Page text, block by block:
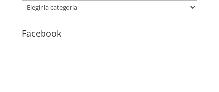
CATEGORÍAS
–
Facebook